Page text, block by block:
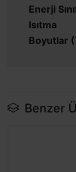
Enerji
Isıtma
Boyutlar
Benzer